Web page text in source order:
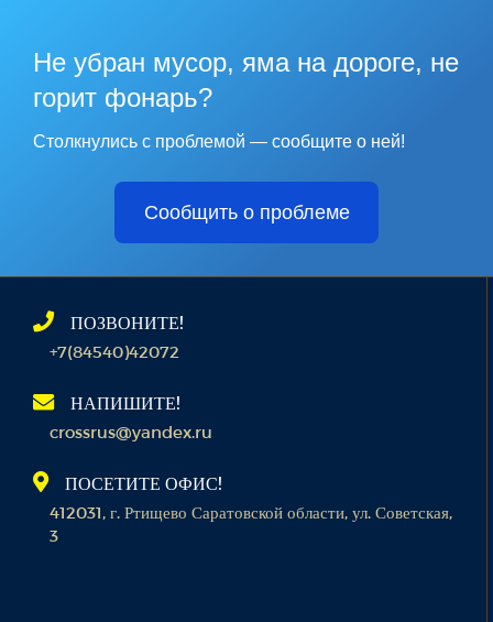
Не убран мусор, яма на дороге, не
горит фонарь?
Столкнулись с проблемой — сообщите о ней!
Сообщить о проблеме
ПОЗВОНИТЕ!
+7(84540)42072
НАПИШИТЕ!
crossrus@yandex.ru
ПОСЕТИТЕ ОФИС!
412031, г. Ртищево Саратовской области, ул. Советская,
3